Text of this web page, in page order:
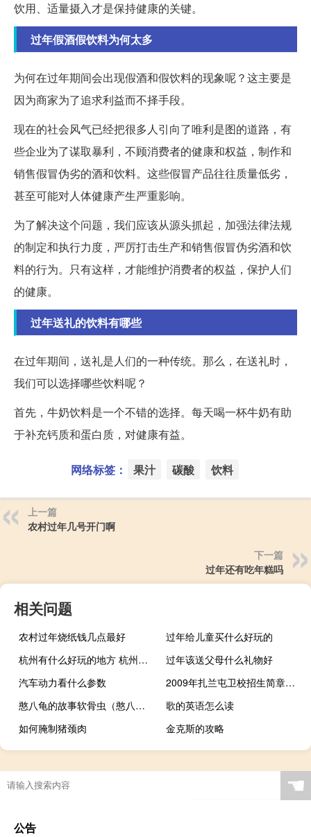
饮用、适量摄入才是保持健康的关键。
过年假酒假饮料为何太多
为何在过年期间会出现假酒和假饮料的现象呢？这主要是
因为商家为了追求利益而不择手段。
现在的社会风气已经把很多人引向了唯利是图的道路，有
些企业为了谋取暴利，不顾消费者的健康和权益，制作和
销售假冒伪劣的酒和饮料。这些假冒产品往往质量低劣，
甚至可能对人体健康产生严重影响。
为了解决这个问题，我们应该从源头抓起，加强法律法规
的制定和执行力度，严厉打击生产和销售假冒伪劣酒和饮
料的行为。只有这样，才能维护消费者的权益，保护人们
的健康。
过年送礼的饮料有哪些
在过年期间，送礼是人们的一种传统。那么，在送礼时，
我们可以选择哪些饮料呢？
首先，牛奶饮料是一个不错的选择。每天喝一杯牛奶有助
于补充钙质和蛋白质，对健康有益。
网络标签： 果汁 碳酸 饮料
上一篇
农村过年几号开门啊
下一篇
过年还有吃年糕吗
相关问题
农村过年烧纸钱几点最好
过年给儿童买什么好玩的
杭州有什么好玩的地方 杭州有哪些好玩的地方
过年该送父母什么礼物好
汽车动力看什么参数
2009年扎兰屯卫校招生简章和联系电话
憨八龟的故事软骨虫（憨八龟的故事第三部）
歌的英语怎么读
如何腌制猪颈肉
金克斯的攻略
☚
公告